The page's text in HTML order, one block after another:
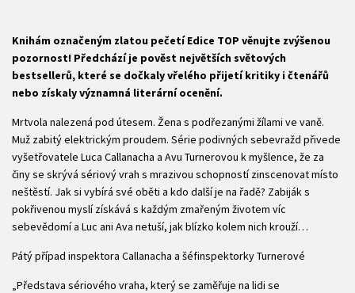
Knihám označeným zlatou pečetí Edice TOP věnujte zvýšenou
pozornost! Předchází je pověst největších světových
bestsellerů, které se dočkaly vřelého přijetí kritiky i čtenářů
nebo získaly významná literární ocenění.
Mrtvola nalezená pod útesem. Žena s podřezanými žílami ve vaně.
Muž zabitý elektrickým proudem. Série podivných sebevražd přivede
vyšetřovatele Luca Callanacha a Avu Turnerovou k myšlence, že za
činy se skrývá sériový vrah s mrazivou schopností zinscenovat místo
neštěstí. Jak si vybírá své oběti a kdo další je na řadě? Zabiják s
pokřivenou myslí získává s každým zmařeným životem víc
sebevědomí a Luc ani Ava netuší, jak blízko kolem nich krouží…
Pátý případ inspektora Callanacha a šéfinspektorky Turnerové
„Představa sériového vraha, který se zaměřuje na lidi se